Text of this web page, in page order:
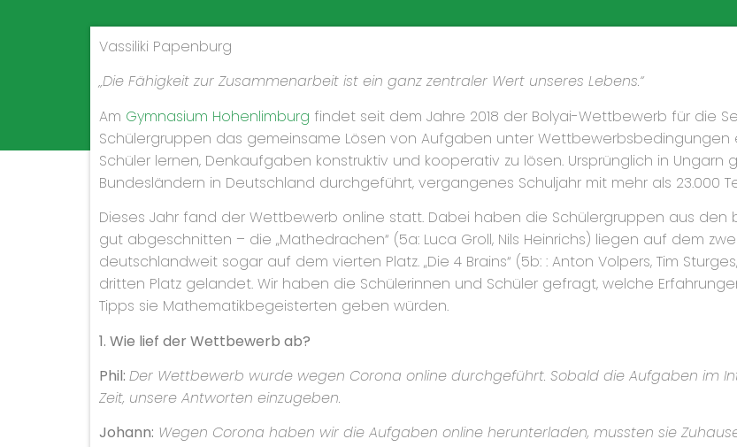
Vassiliki Papenburg
„Die Fähigkeit zur Zusammenarbeit ist ein ganz zentraler Wert unseres Lebens.“
Am Gymnasium Hohenlimburg findet seit dem Jahre 2018 der Bolyai-Wettbewerb für die
Schülergruppen das gemeinsame Lösen von Aufgaben unter Wettbewerbsbedingungen
Schüler lernen, Denkaufgaben konstruktiv und kooperativ zu lösen. Ursprünglich in
Bundesländern in Deutschland durchgeführt, vergangenes Schuljahr mit mehr als 23.000
Dieses Jahr fand der Wettbewerb online statt. Dabei haben die Schülergruppen aus den
gut abgeschnitten – die „Mathedrachen“ (5a: Luca Groll, Nils Heinrichs) liegen auf dem
deutschlandweit sogar auf dem vierten Platz. „Die 4 Brains“ (5b: : Anton Volpers, Tim
dritten Platz gelandet. Wir haben die Schülerinnen und Schüler gefragt, welche
Tipps sie Mathematikbegeisterten geben würden.
1. Wie lief der Wettbewerb ab?
Phil: Der Wettbewerb wurde wegen Corona online durchgeführt. Sobald die Aufgaben im
Zeit, unsere Antworten einzugeben.
Johann: Wegen Corona haben wir die Aufgaben online herunterladen, mussten sie